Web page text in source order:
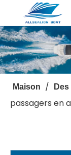
Maison /
passagers en